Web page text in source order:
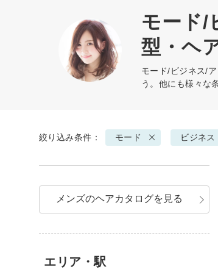
モード/
型・ヘ
モード/ビジネス/
う。他にも様々な
絞り込み条件： モード ビジネス
メンズのヘアカタログを見る
エリア・駅